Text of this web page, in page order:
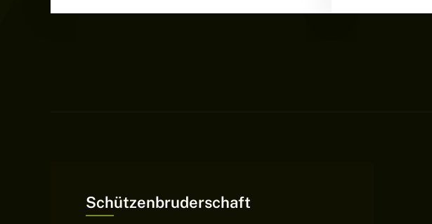
Schützenbruderschaft